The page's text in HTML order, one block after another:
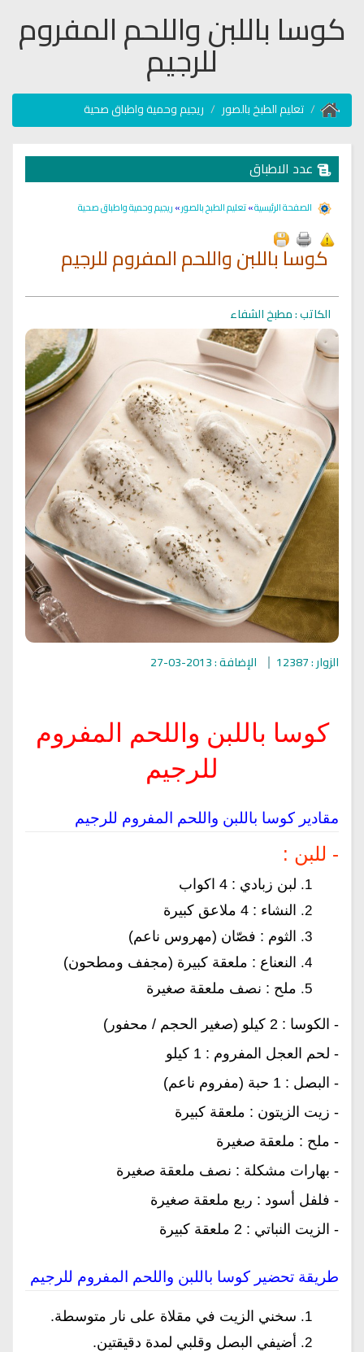
كوسا باللبن واللحم المفروم
للرجيم
تعليم الطبخ بالصور ريجيم وحمية واطباق صحية
عدد الاطباق
الصفحة الرئيسية»تعليم الطبخ بالصور»ريجيم وحمية واطباق صحية
كوسا باللبن واللحم المفروم للرجيم
الكاتب : مطبخ الشفاء
الزوار : 12387 الإضافة : 2013-03-27
كوسا باللبن واللحم المفروم
للرجيم
مقادير كوسا باللبن واللحم المفروم للرجيم
- للبن :
لبن زبادي : 4 اكواب
النشاء : 4 ملاعق كبيرة
الثوم : فصّان (مهروس ناعم)
النعناع : ملعقة كبيرة (مجفف ومطحون)
ملح : نصف ملعقة صغيرة
- الكوسا : 2 كيلو (صغير الحجم / محفور)
- لحم العجل المفروم : 1 كيلو
- البصل : 1 حبة (مفروم ناعم)
- زيت الزيتون : ملعقة كبيرة
- ملح : ملعقة صغيرة
- بهارات مشكلة : نصف ملعقة صغيرة
- فلفل أسود : ربع ملعقة صغيرة
- الزيت النباتي : 2 ملعقة كبيرة
طريقة تحضير كوسا باللبن واللحم المفروم للرجيم
سخني الزيت في مقلاة على نار متوسطة.
أضيفي البصل وقلبي لمدة دقيقتين.